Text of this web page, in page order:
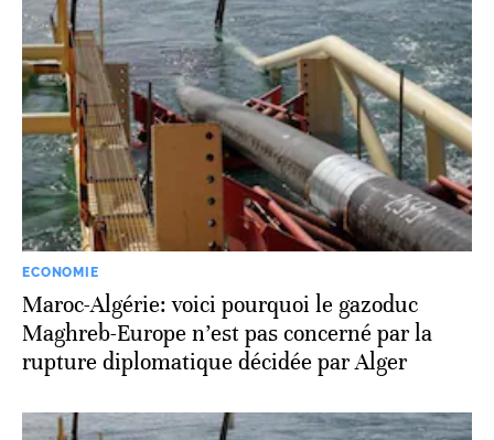
ECONOMIE
Maroc-Algérie: voici pourquoi le gazoduc
Maghreb-Europe n’est pas concerné par la
rupture diplomatique décidée par Alger